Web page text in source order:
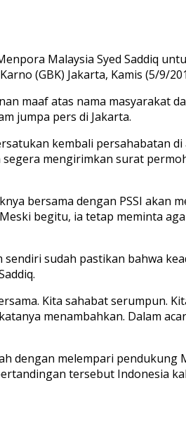
Malaysia Syed Saddiq
(GBK) Jakarta, Kamis (5/9/
maaf atas nama masyarakat
jumpa pers di Jakarta.
kembali persahabatan
mengirimkan surat
bersama dengan PSSI akan
begitu, ia tetap meminta
sendiri sudah pastikan bahwa
Kita sahabat serumpun.
menambahkan. Dalam
dengan melempari
tersebut Indonesia